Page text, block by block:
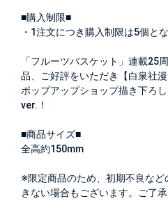
■購入制限■
・1注文につき購入制限は5個と
「フルーツバスケット」連載25
品、ご好評をいただき【白泉社
ポップアップショップ描き下ろ
ver.！
■商品サイズ■
全高約150mm
※限定商品のため、初期不良な
きない場合もございます。ご了承